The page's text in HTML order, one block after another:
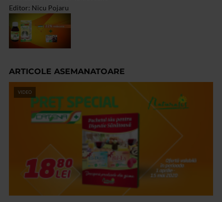
Editor: Nicu Pojaru
ARTICOLE ASEMANATOARE
VIDEO